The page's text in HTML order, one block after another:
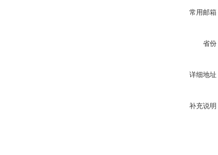
常用邮箱
省份
详细地址
补充说明